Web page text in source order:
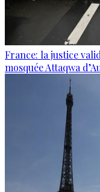
France: la justice
mosquée Attaqwa